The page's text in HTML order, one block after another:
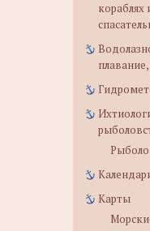
кораблях
Карты